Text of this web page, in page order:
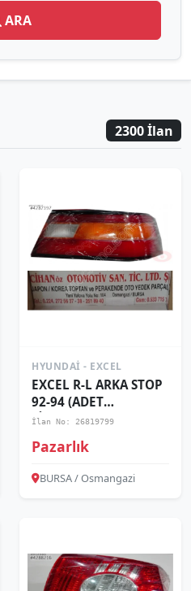
ARA
2300 İlan
HYUNDAI - EXCEL
EXCEL R-L ARKA STOP
92-94 (ADET
FİYAT)...,,.,.,
İlan No: 26819799
Pazarlık
BURSA / Osmangazi